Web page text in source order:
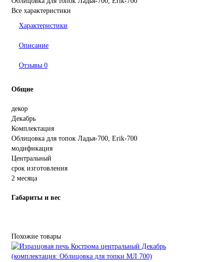
Все характеристики
Характеристики
Описание
Отзывы 0
Общие
декор
Декабрь
Комплектация
Облицовка для топок Ладья-700, Erik-700
модификация
Центральный
срок изготовления
2 месяца
Габариты и вес
Похожие товары